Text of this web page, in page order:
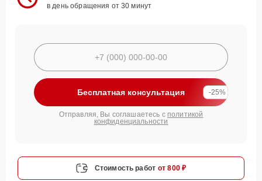
в день обращения от 30 минут
Бесплатная консультация -25%
Отправляя, Вы соглашаетесь с политикой
конфиденциальности
Стоимость работ от 800 ₽